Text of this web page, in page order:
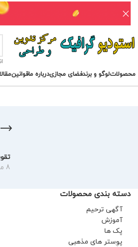
محصولاتلوگو و برندفضای مجازیدرباره ماقوانین
8 محصول
دسته بندی محصولات
آگهی ترحیم
آموزش
پک ها
پوستر های مذهبی